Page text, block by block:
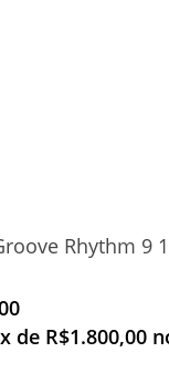
Rhythm 9
de R$1.800,00